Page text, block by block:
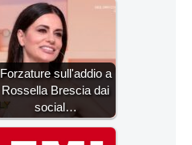
Forzature sull'addio a
Rossella Brescia dai
social…